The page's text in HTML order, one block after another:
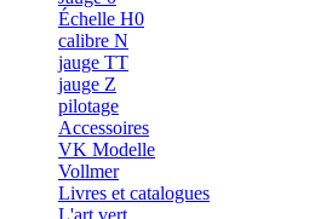
Échelle H0
calibre N
jauge TT
jauge Z
pilotage
Accessoires
VK Modelle
Vollmer
Livres et catalogues
L'art vert